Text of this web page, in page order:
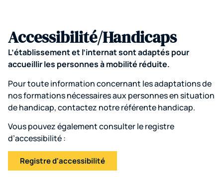
Accessibilité/Handicaps
L’établissement et l’internat sont adaptés pour
accueillir les personnes à mobilité réduite.
Pour toute information concernant les adaptations de
nos formations nécessaires aux personnes en situation
de handicap, contactez notre référente handicap.
Vous pouvez également consulter le registre
d’accessibilité :
Registre d'accessibilité